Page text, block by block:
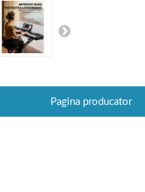
Pagina producator